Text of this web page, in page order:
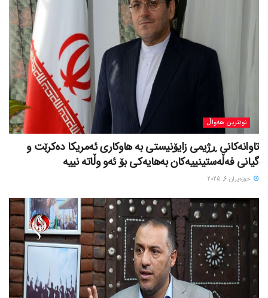
نوێترین هەواڵ
تاوانەکانی ڕژیمی زایۆنیستی بە هاوکاری ئەمریکا دەکرێت و
گیانی فەڵەستینییەکان بەهایەکی بۆ ئەو وڵاتە نییە
حوزه‌یران 6, 2025